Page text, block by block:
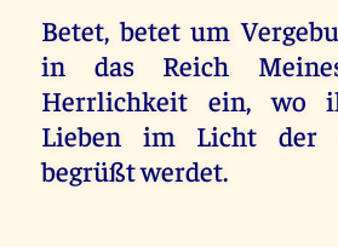
Betet, betet um
in das Reich
Herrlichkeit ein, wo
Lieben im Licht der
begrüßt werdet.